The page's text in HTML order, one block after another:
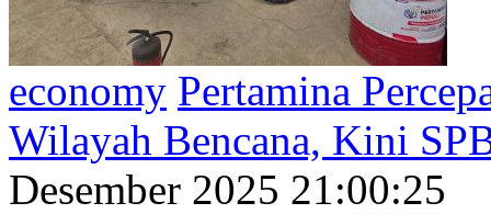
economy Pertamina
Wilayah Bencana, Kini
Desember 2025 21:00:25